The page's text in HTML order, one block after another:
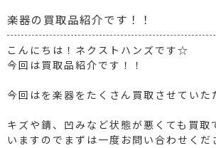
楽器の買取品紹介です！！
こんにちは！ネクストハンズです☆
今回は買取品紹介です！！
今回はを楽器をたくさん買取させていた
キズや錆、凹みなど状態が悪くても買取
いますのでまずは一度お問い合わせくだ